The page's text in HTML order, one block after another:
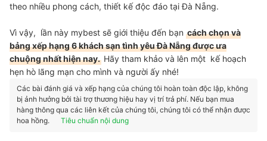
theo nhiều phong cách, thiết kế độc đáo tại Đà Nẵng.
Vì vậy, lần này mybest sẽ giới thiệu đến bạn cách chọn và
bảng xếp hạng 6 khách sạn tình yêu Đà Nẵng được ưa
chuộng nhất hiện nay. Hãy tham khảo và lên một kế hoạch
hẹn hò lãng mạn cho mình và người ấy nhé!
Các bài đánh giá và xếp hạng của chúng tôi hoàn toàn độc lập, không
bị ảnh hưởng bởi tài trợ thương hiệu hay vị trí trả phí. Nếu bạn mua
hàng thông qua các liên kết của chúng tôi, chúng tôi có thể nhận được
hoa hồng.
Tiêu chuẩn nội dung